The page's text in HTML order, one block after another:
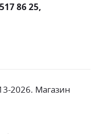
86 25
2026. Магазин